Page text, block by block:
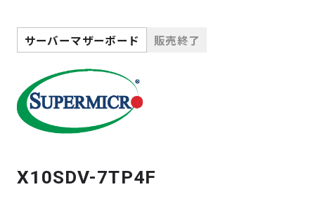
よくある質問
サポート
会社案内
サーバーマザーボード 販売終了
X10SDV-7TP4F